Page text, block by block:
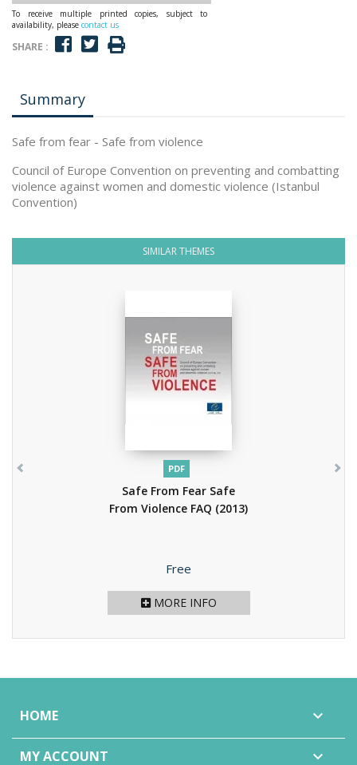
To receive multiple printed copies, subject to
availability, please contact us
SHARE :
Summary
Safe from fear - Safe from violence
Council of Europe Convention on preventing and combatting
violence against women and domestic violence (Istanbul
Convention)
SIMILAR THEMES
PDF
Safe From Fear Safe
From Violence FAQ (2013)
Price
Free
MORE INFO
HOME 
MY ACCOUNT 